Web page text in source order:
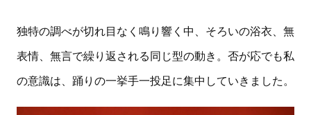
独特の調べが切れ目なく鳴り響く中、そろいの浴衣、無
表情、無言で繰り返される同じ型の動き。否が応でも私
の意識は、踊りの一挙手一投足に集中していきました。